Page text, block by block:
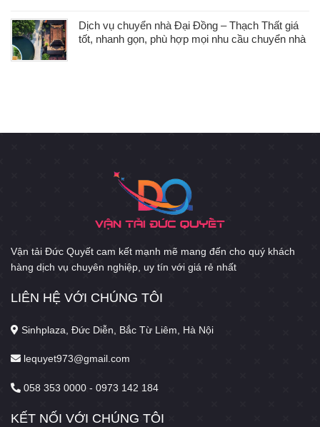
Dịch vụ chuyển nhà Đại Đồng – Thạch Thất giá
tốt, nhanh gọn, phù hợp mọi nhu cầu chuyển nhà
Vận tải Đức Quyết cam kết mạnh mẽ mang đến cho quý khách
hàng dịch vụ chuyên nghiệp, uy tín với giá rẻ nhất
LIÊN HỆ VỚI CHÚNG TÔI
Sinhplaza, Đức Diễn, Bắc Từ Liêm, Hà Nội
lequyet973@gmail.com
058 353 0000 - 0973 142 184
KẾT NỐI VỚI CHÚNG TÔI